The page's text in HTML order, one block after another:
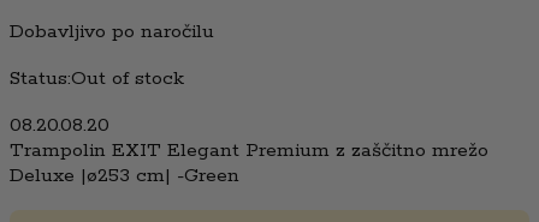
Dobavljivo po naročilu
Status:Out of stock
08.20.08.20
Trampolin EXIT Elegant Premium z zaščitno mrežo
Deluxe |ø253 cm| -Green